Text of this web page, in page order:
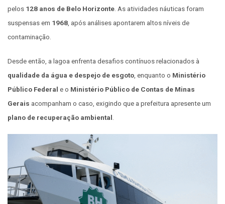
pelos 128 anos de Belo Horizonte. As atividades náuticas foram
suspensas em 1968, após análises apontarem altos níveis de
contaminação.
Desde então, a lagoa enfrenta desafios contínuos relacionados à
qualidade da água e despejo de esgoto , enquanto o Ministério
Público Federal e o Ministério Público de Contas de Minas
Gerais acompanham o caso, exigindo que a prefeitura apresente um
plano de recuperação ambiental